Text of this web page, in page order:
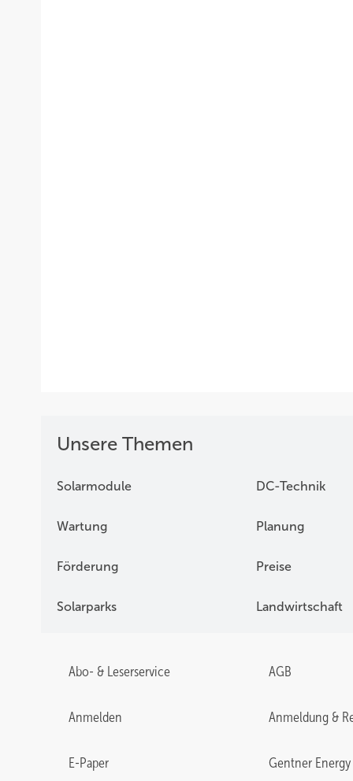
Unsere Themen
Solarmodule DC-Technik
Wartung Planung
Förderung Preise
Solarparks Landwirtschaft
Abo- & Leserservice AGB
Anmelden Anmeldung &
E-Paper Gentner